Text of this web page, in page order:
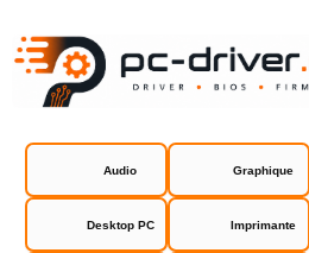
Audio Graphique
Desktop PC Imprimante